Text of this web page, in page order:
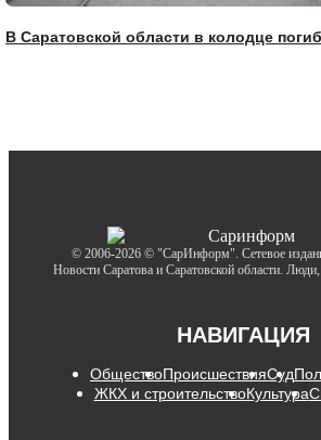
В Саратовской области в колодце
© 2006-2026 © "СарИнформ". Сетевое
Новости Саратова и Саратовской области.
НАВИГАЦИЯ
ОбществоПроисшествияСуд
ЖКХ и строительствоКультура